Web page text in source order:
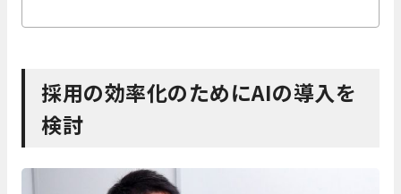
採用の効率化のためにAIの導入を
検討